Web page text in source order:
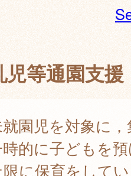
児等通園支援
園児を対象に
的に子どもを
に保育をして